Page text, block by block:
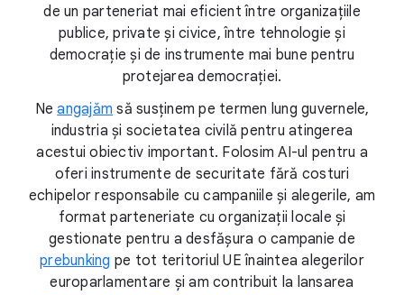
de un parteneriat mai eficient între organizațiile
publice, private și civice, între tehnologie și
democrație și de instrumente mai bune pentru
protejarea democrației.
Neangajăm să susținem pe termen lung guvernele,
industria și societatea civilă pentru atingerea
acestui obiectiv important. Folosim AI-ul pentru a
oferi instrumente de securitate fără costuri
echipelor responsabile cu campaniile și alegerile, am
format parteneriate cu organizații locale și
gestionate pentru a desfășura o campanie de
prebunking pe tot teritoriul UE înaintea alegerilor
europarlamentare și am contribuit la lansarea